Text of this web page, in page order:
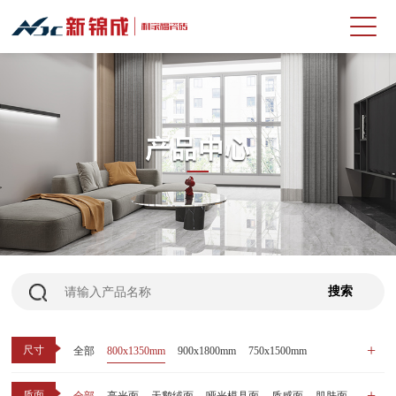
尺寸 全部 800x1350mm 900x1800mm 750x1500mm